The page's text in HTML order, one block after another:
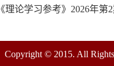
《理论学习参考》2026年第
Copyright © 2015. All Rights